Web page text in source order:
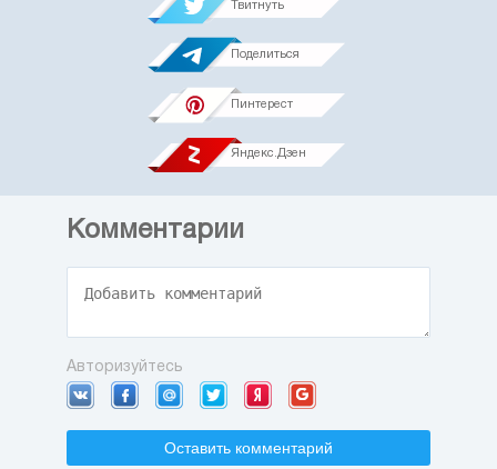
Твитнуть
Поделиться
Пинтерест
Яндекс.Дзен
Комментарии
Авторизуйтесь
Оставить комментарий